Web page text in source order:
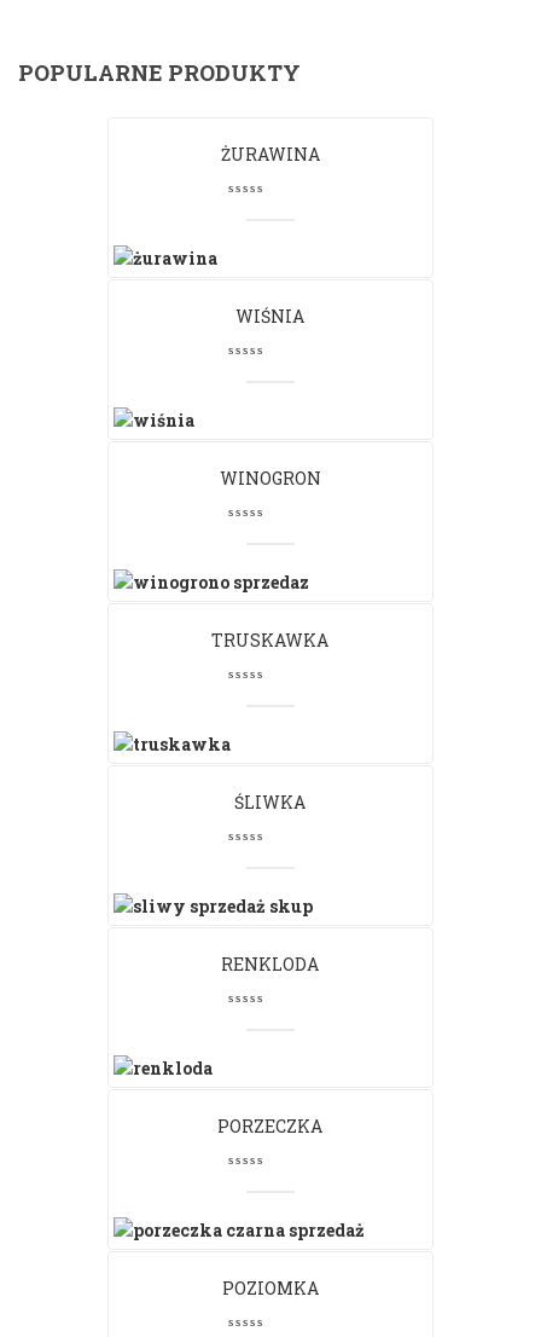
POPULARNE PRODUKTY
ŻURAWINA
WIŚNIA
WINOGRON
TRUSKAWKA
ŚLIWKA
RENKLODA
PORZECZKA
POZIOMKA